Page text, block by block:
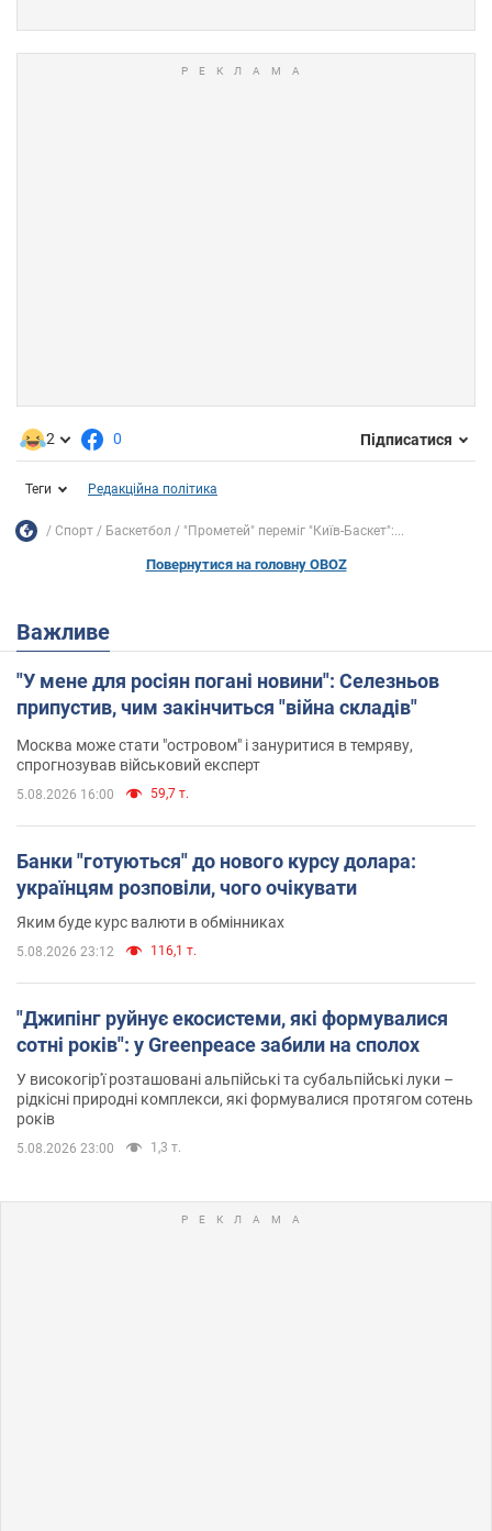
2 0 Підписатися
Теги Редакційна політика
Спорт Баскетбол "Прометей" переміг "Київ-Баскет":...
Повернутися на головну OBOZ
Важливе
"У мене для росіян погані новини": Селезньов
припустив, чим закінчиться "війна складів"
Москва може стати "островом" і зануритися в темряву,
спрогнозував військовий експерт
5.08.2026 16:00 59,7 т.
Банки "готуються" до нового курсу долара:
українцям розповіли, чого очікувати
Яким буде курс валюти в обмінниках
5.08.2026 23:12 116,1 т.
"Джипінг руйнує екосистеми, які формувалися
сотні років": у Greenpeace забили на сполох
У високогір'ї розташовані альпійські та субальпійські луки –
рідкісні природні комплекси, які формувалися протягом сотень
років
5.08.2026 23:00 1,3 т.